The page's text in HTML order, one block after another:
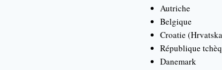
Autriche
Belgique
Croatie
République
Danemark